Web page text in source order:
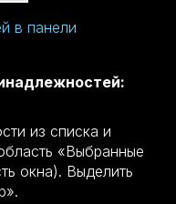
в панели
из списка и
«Выбранные
окна). Выделить